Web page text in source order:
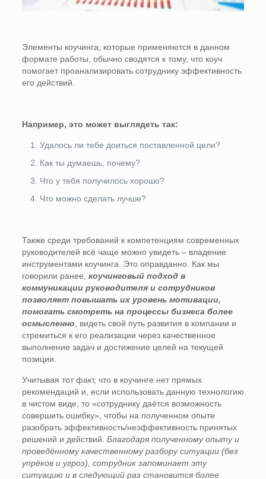
Элементы коучинга, которые применяются в данном
формате работы, обычно сводятся к тому, что коуч
помогает проанализировать сотруднику эффективность
его действий.
Например, это может выглядеть так:
Удалось ли тебе доиться поставленной цели?
Как ты думаешь, почему?
Что у тебя получилось хорошо?
Что можно сделать лучше?
Также среди требований к компетенциям современных
руководителей всё чаще можно увидеть – владение
инструментами коучинга. Это оправданно. Как мы
говорили ранее, коучинговый подход в
коммуникации руководителя и сотрудников
позволяет повышать их уровень мотивации,
помогать смотреть на процессы бизнеса более
осмысленно, видеть свой путь развития в компании и
стремиться к его реализации через качественное
выполнение задач и достижение целей на текущей
позиции.
Учитывая тот факт, что в коучинге нет прямых
рекомендаций и, если использовать данную технологию
в чистом виде, то «сотруднику даётся возможность
совершить ошибку», чтобы на полученном опыте
разобрать эффективность/неэффективность принятых
решений и действий. Благодаря полученному опыту и
проведённому качественному разбору ситуации (без
упрёков и угроз), сотрудник запоминает эту
ситуацию и в следующий раз становится более